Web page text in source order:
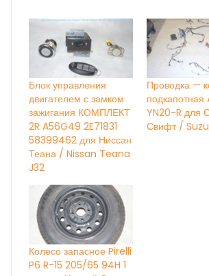
Блок управления
двигателем с замком
зажигания КОМПЛЕКТ
2R A56G49 2E71831
58399462 для Ниссан
Теана / Nissan Teana
J32
Проводка —
подкапотная
YN20-R для
Свифт /
Колесо запасное Pirelli
P6 R-15 205/65 94H 1